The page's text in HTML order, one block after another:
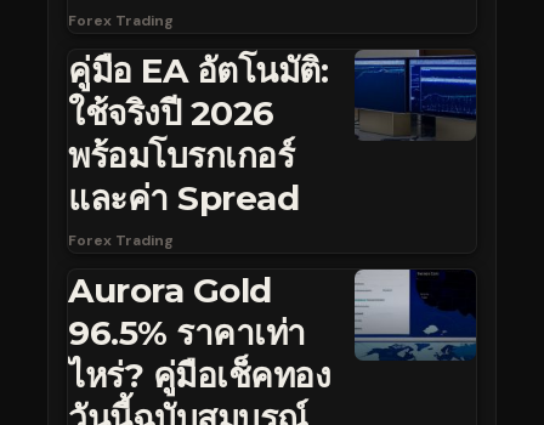
Forex Trading
คู่มือ EA อัตโนมัติ:
ใช้จริงปี 2026
พร้อมโบรกเกอร์
และค่า Spread
Forex Trading
Aurora Gold
96.5% ราคาเท่า
ไหร่? คู่มือเช็คทอง